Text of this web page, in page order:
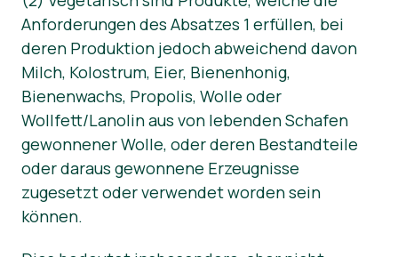
Anforderungen des Absatzes 1 erfüllen, bei
deren Produktion jedoch abweichend davon
Milch, Kolostrum, Eier, Bienenhonig,
Bienenwachs, Propolis, Wolle oder
Wollfett/Lanolin aus von lebenden Schafen
gewonnener Wolle, oder deren Bestandteile
oder daraus gewonnene Erzeugnisse
zugesetzt oder verwendet worden sein
können.